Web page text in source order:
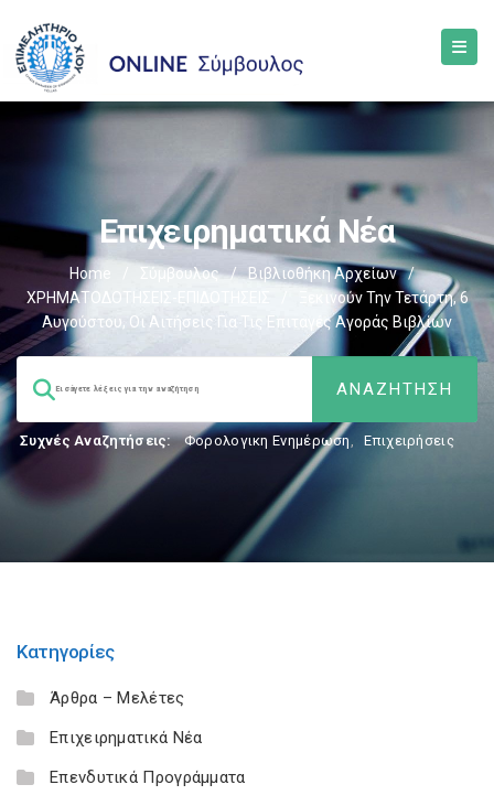
Επιχειρηματικά Νέα
Home Σύμβουλος / Βιβλιοθήκη Αρχείων
/
ΧΡΗΜΑΤΟΔΟΤΗΣΕΙΣ-ΕΠΙΔΟΤΗΣΕΙΣ
Ξεκινούν Την Τετάρτη, 6
Αυγούστου, Οι Αιτήσεις Για Τις Επιταγές Αγοράς Βιβλίων
Συχνές Αναζητήσεις: Φορολογικη Ενημέρωση, Επιχειρήσεις
Κατηγορίες
Άρθρα – Μελέτες
Επιχειρηματικά Νέα
Επενδυτικά Προγράμματα